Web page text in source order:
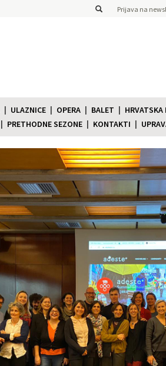
Prijava na
ULAZNICE OPERA BALET
HRVATSKA
PRETHODNE SEZONE KONTAKTI